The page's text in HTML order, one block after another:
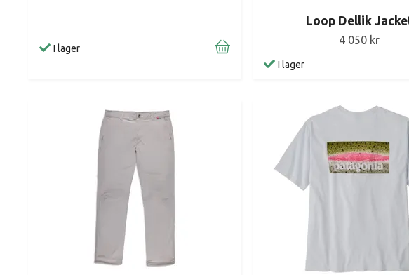
I lager
Loop Dellik
4 050 kr
I lager